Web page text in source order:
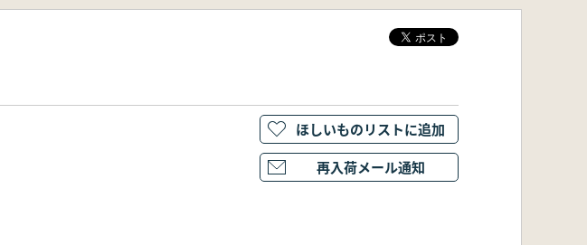
ほしいものリストに追加
再入荷メール通知